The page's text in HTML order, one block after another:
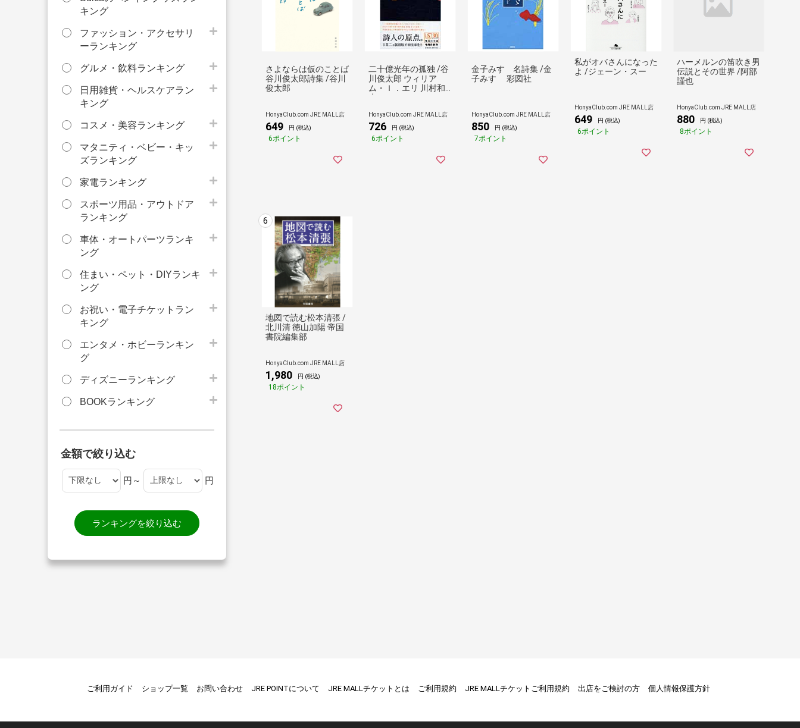
キング
ファッション・アクセサリ
ーランキング
グルメ・飲料ランキング
日用雑貨・ヘルスケアラン
キング
コスメ・美容ランキング
マタニティ・ベビー・キッ
ズランキング
家電ランキング
スポーツ用品・アウトドア
ランキング
車体・オートパーツランキ
ング
住まい・ペット・DIYランキ
ング
お祝い・電子チケットラン
キング
エンタメ・ホビーランキン
グ
ディズニーランキング
BOOKランキング
金額で絞り込む
円～ 円
ランキングを絞り込む
さよならは仮のことば
谷川俊太郎詩集 /谷川
俊太郎
HonyaClub.com JRE MALL店
649 円 (税込)
6ポイント
二十億光年の孤独 /谷
川俊太郎 ウィリア
ム・Ｉ．エリ 川村和
夫
HonyaClub.com JRE MALL店
726 円 (税込)
6ポイント
金子みすゞ名詩集 /金
子みすゞ 彩図社
HonyaClub.com JRE MALL店
850 円 (税込)
7ポイント
私がオバさんになった
よ /ジェーン・スー
HonyaClub.com JRE MALL店
649 円 (税込)
6ポイント
ハーメルンの笛吹き男
伝説とその世界 /阿部
謹也
HonyaClub.com JRE MALL店
880 円 (税込)
8ポイント
6
地図で読む松本清張 /
北川清 徳山加陽 帝国
書院編集部
HonyaClub.com JRE MALL店
1,980 円 (税込)
18ポイント
ご利用ガイド ショップ一覧 お問い合わせ JRE POINTについて JRE MALLチケットとは ご利用規約 JRE MALLチケットご利用規約 出店をご検討の方 個人情報保護方針